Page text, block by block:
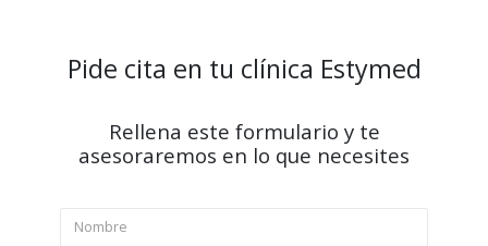
Pide cita en tu clínica Estymed
Rellena este formulario y te
asesoraremos en lo que necesites